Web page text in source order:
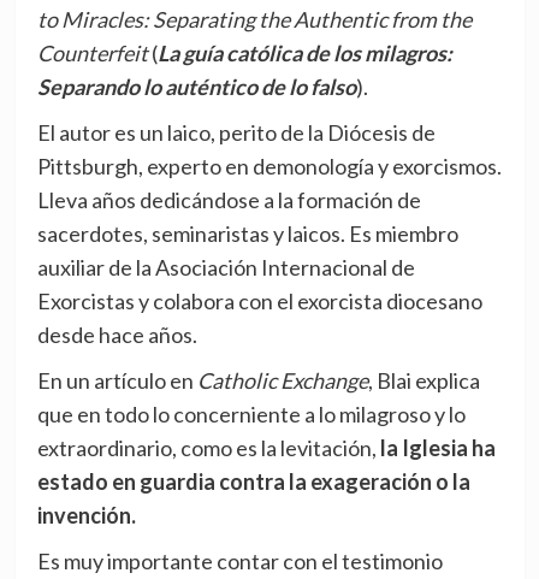
to Miracles: Separating the Authentic from the
Counterfeit(La guía católica de los milagros:
Separando lo auténtico de lo falso).
El autor es un laico, perito de la Diócesis de
Pittsburgh, experto en demonología y exorcismos.
Lleva años dedicándose a la formación de
sacerdotes, seminaristas y laicos. Es miembro
auxiliar de la Asociación Internacional de
Exorcistas y colabora con el exorcista diocesano
desde hace años.
En un artículo en Catholic Exchange, Blai explica
que en todo lo concerniente a lo milagroso y lo
extraordinario, como es la levitación, la Iglesia ha
estado en guardia contra la exageración o la
invención.
Es muy importante contar con el testimonio